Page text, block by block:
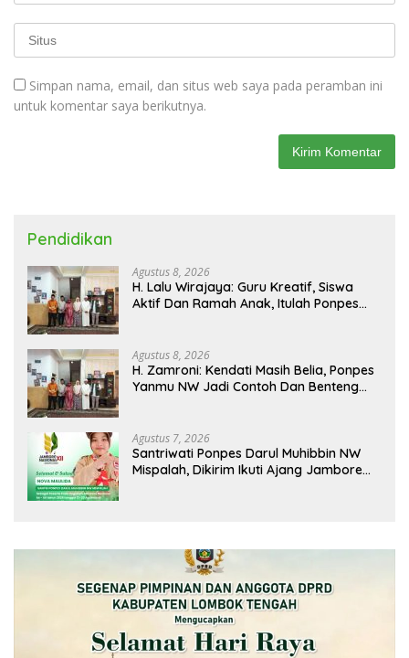
Simpan nama, email, dan situs web saya pada peramban ini
untuk komentar saya berikutnya.
Pendidikan
Agustus 8, 2026
H. Lalu Wirajaya: Guru Kreatif, Siswa
Aktif Dan Ramah Anak, Itulah Ponpes
Agustus 8, 2026
H. Zamroni: Kendati Masih Belia, Ponpes
Yanmu NW Jadi Contoh Dan Benteng
Agustus 7, 2026
Santriwati Ponpes Darul Muhibbin NW
Mispalah, Dikirim Ikuti Ajang Jambore